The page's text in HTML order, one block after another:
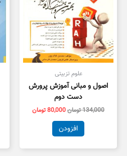
علوم تزبیتی
اصول و مبانی آموزش پرورش
دست دوم
134,000تومان80,000تومان
افزودن